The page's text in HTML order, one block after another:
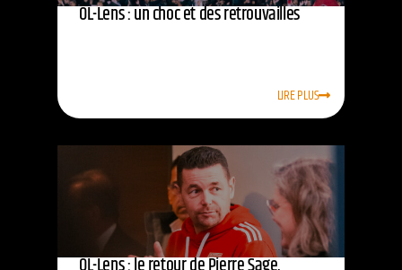
OL-Lens : un choc et des retrouvailles
LIRE PLUS